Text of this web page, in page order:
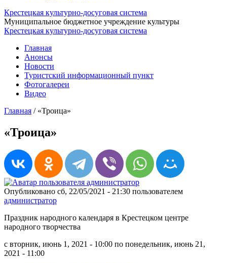
Крестецкая культурно-досуговая система
Муниципальное бюджетное учреждение культуры
Крестецкая культурно-досуговая система
Главная
Анонсы
Новости
Туристский информационный пункт
Фотогалереи
Видео
Главная / «Троица»
«Троица»
Опубликовано сб, 22/05/2021 - 21:30 пользователем
администратор
Праздник народного календаря в Крестецком центре
народного творчества
с вторник, июнь 1, 2021 - 10:00 по понедельник, июнь 21,
2021 - 11:00